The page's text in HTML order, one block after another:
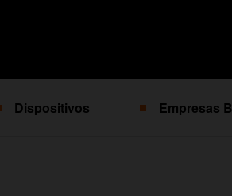
Dispositivos Empresas